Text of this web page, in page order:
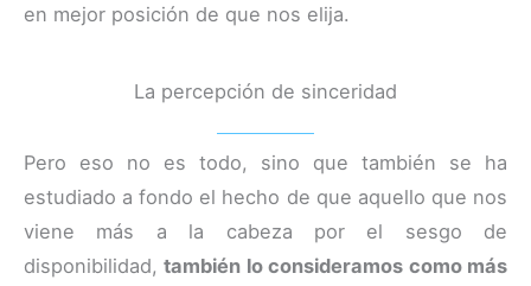
en mejor posición de que nos elija.
La percepción de sinceridad
Pero eso no es todo, sino que también se ha
estudiado a fondo el hecho de que aquello que nos
viene más a la cabeza por el sesgo de
disponibilidad,también lo consideramos como más